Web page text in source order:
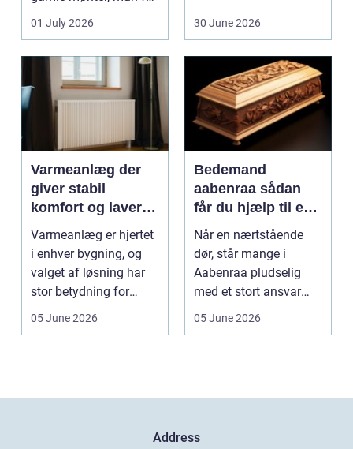
dem vurderet...
01 July 2026 30 June 2026
Varmeanlæg der
giver stabil
komfort og lavere
energiregning
Varmeanlæg er hjertet
i enhver bygning, og
valget af løsning har
stor betydning for
b&a...
05 June 2026
Bedemand
aabenraa sådan
får du hjælp til en
værdig afsked
Når en nærtstående
dør, står mange i
Aabenraa pludselig
med et stort ansvar
midt i sorgen.
05 June 2026
Address